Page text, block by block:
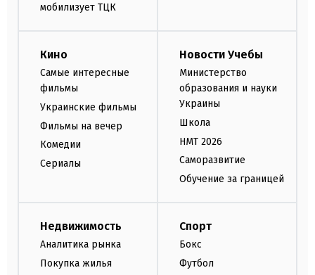
мобилизует ТЦК
Кино
Самые интересные
фильмы
Украинские фильмы
Фильмы на вечер
Комедии
Сериалы
Новости Учебы
Министерство
образования и науки
Украины
Школа
НМТ 2026
Саморазвитие
Обучение за границей
Недвижимость
Аналитика рынка
Покупка жилья
Спорт
Бокс
Футбол